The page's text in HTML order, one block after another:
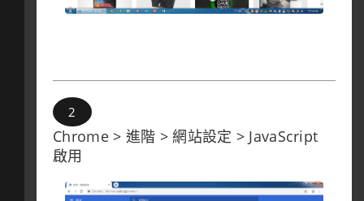
Chrome > 進階 > 網站設定 > JavaScript
啟用